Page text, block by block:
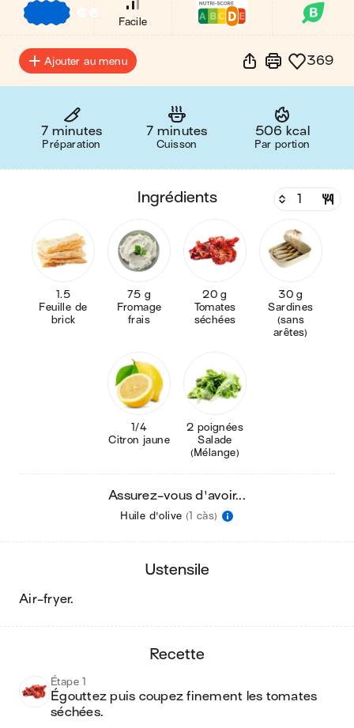
€€
Facile
Ajouter au menu 369
7 minutes
Préparation
7 minutes
Cuisson
506 kcal
Par portion
ingrédients
1.5
Feuille de
brick
75 g
Fromage
frais
20 g
Tomates
séchées
30 g
Sardines
(sans
arêtes)
1/4
Citron jaune
2 poignées
Salade
(Mélange)
Assurez-vous d'avoir...
Huile d'olive (1 càs)
ustensile
air-fryer.
recette
Étape 1
Égouttez puis coupez finement les tomates
séchées.